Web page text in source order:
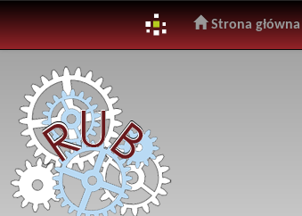
navigation
Strona główna